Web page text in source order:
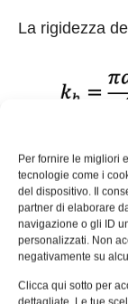
Per fornire le migliori
tecnologie come i
del dispositivo. Il
partner di elaborare
navigazione o gli ID
personalizzati. Non
negativamente su
Clicca qui sotto per
La rigidezza
kbè la
dè il diametro
Eè il modulo di
(N/m ),